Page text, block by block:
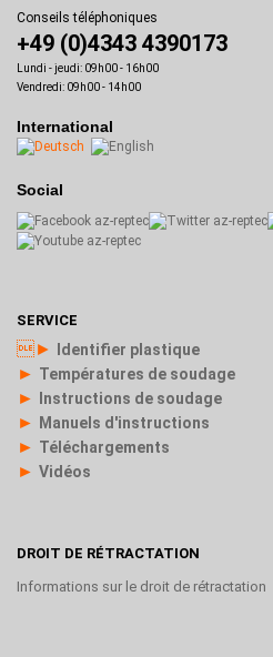
Conseils téléphoniques
+49 (0)4343 4390173
Lundi - jeudi: 09h00 - 16h00
Vendredi: 09h00 - 14h00
International
Social
SERVICE
► Identifier plastique
► Températures de soudage
► Instructions de soudage
► Manuels d'instructions
► Téléchargements
► Vidéos
DROIT DE RÉTRACTATION
Informations sur le droit de rétractation